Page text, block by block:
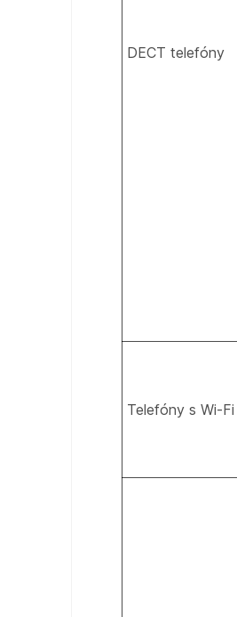
DECT telefóny
Telefóny s Wi-Fi